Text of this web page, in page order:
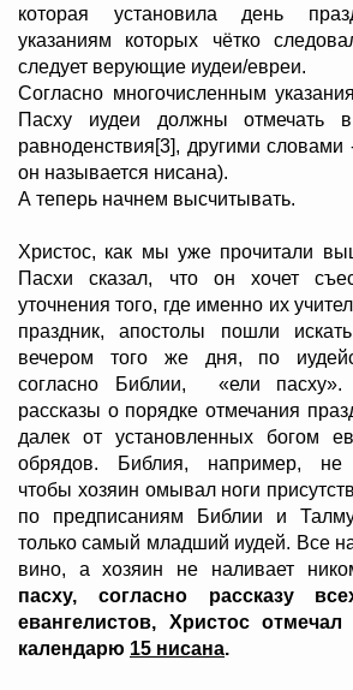
которая установила день
указаниям которых чётко
следует верующие иудеи/евреи.
Согласно многочисленным
Пасху иудеи должны отмечать
равноденствия[3], другими
он называется нисана).
А теперь начнем высчитывать.
Христос, как мы уже прочитали
Пасхи сказал, что он хочет
уточнения того, где именно их
праздник, апостолы пошли
вечером того же дня, по
согласно Библии, «ели пасху».
рассказы о порядке отмечания
далек от установленных богом
обрядов. Библия, например, не
чтобы хозяин омывал ноги
по предписаниям Библии и
только самый младший иудей. Все
вино, а хозяин не наливает
пасху, согласно рассказу
евангелистов, Христос
календарю 15 нисана.